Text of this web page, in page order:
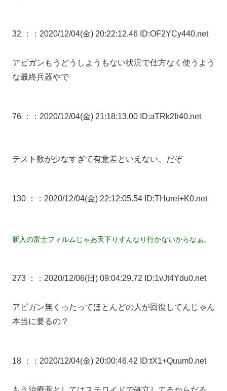
32 ： ：2020/12/04(金) 20:22:12.46 ID:OF2YCy440.net
アビガンもうどうしようもない状況で仕方なく使うよう
な最終兵器やで
76 ： ：2020/12/04(金) 21:18:13.00 ID:aTRk2fr40.net
テスト数が少なすぎて有意差といえない、だぞ
130 ： ：2020/12/04(金) 22:12:05.54 ID:THurel+K0.net
新入の富士フィルムじゃあ天下りすんなり行かないからなぁ。
273 ： ：2020/12/06(日) 09:04:29.72 ID:1vJt4Ydu0.net
アビガン無くったってほとんどの人が回復してんじゃん
本当に要るの？
18 ： ：2020/12/04(金) 20:00:46.42 ID:tX1+Quum0.net